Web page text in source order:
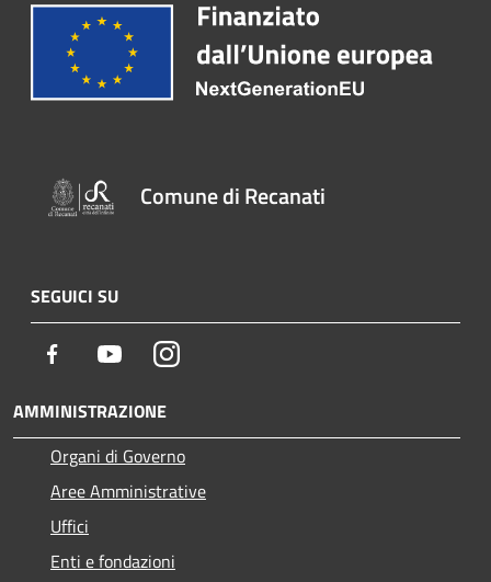
Comune di Recanati
SEGUICI SU
Facebook YoutubeInstagram
AMMINISTRAZIONE
Organi di Governo
Aree Amministrative
Uffici
Enti e fondazioni